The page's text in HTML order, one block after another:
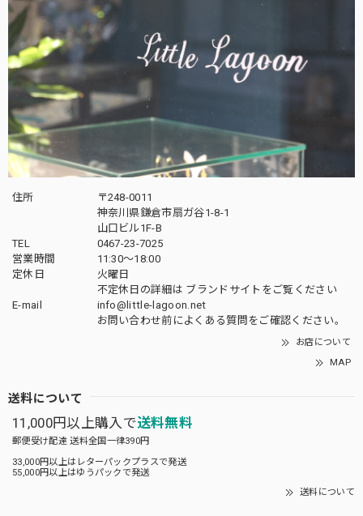
住所
〒248-0011
神奈川県鎌倉市扇ガ谷1-8-1
山口ビル1F-B
TEL
0467-23-7025
営業時間
11:30～18:00
定休日
火曜日
不定休日の詳細は ブランドサイト をご覧ください
E-mail
info@little-lagoon.net
お問い合わせ前によくある質問をご確認ください。
お店について
MAP
送料について
11,000円以上購入で送料無料
郵便受け配達 送料全国一律390円
33,000円以上はレターパックプラスで発送
55,000円以上はゆうパックで発送
送料について